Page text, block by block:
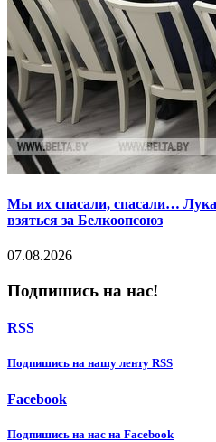
Мы их спасали, спасали…
взяться за Белкоопсоюз
07.08.2026
Подпишись на нас!
RSS
Подпишиcь на нашу ленту RSS
Facebook
Подпишиcь на нас на Facebook